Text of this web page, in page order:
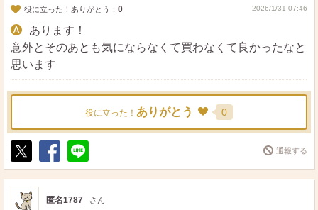
役に立った！ありがとう： 0 2026/1/31 07:46
あります！
意外とそのあとも気にならなくて買わなくて良かったなと
思います
役に立った！ ありがとう 0
ポ
ス
ト
シ
ェ
送
る
通報する
匿名1787 さん